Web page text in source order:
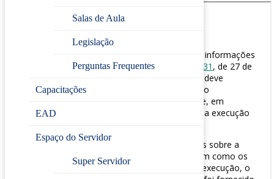
Salas de Aula
Legislação
Perguntas Frequentes
Capacitações
EAD
Espaço do Servidor
Super Servidor